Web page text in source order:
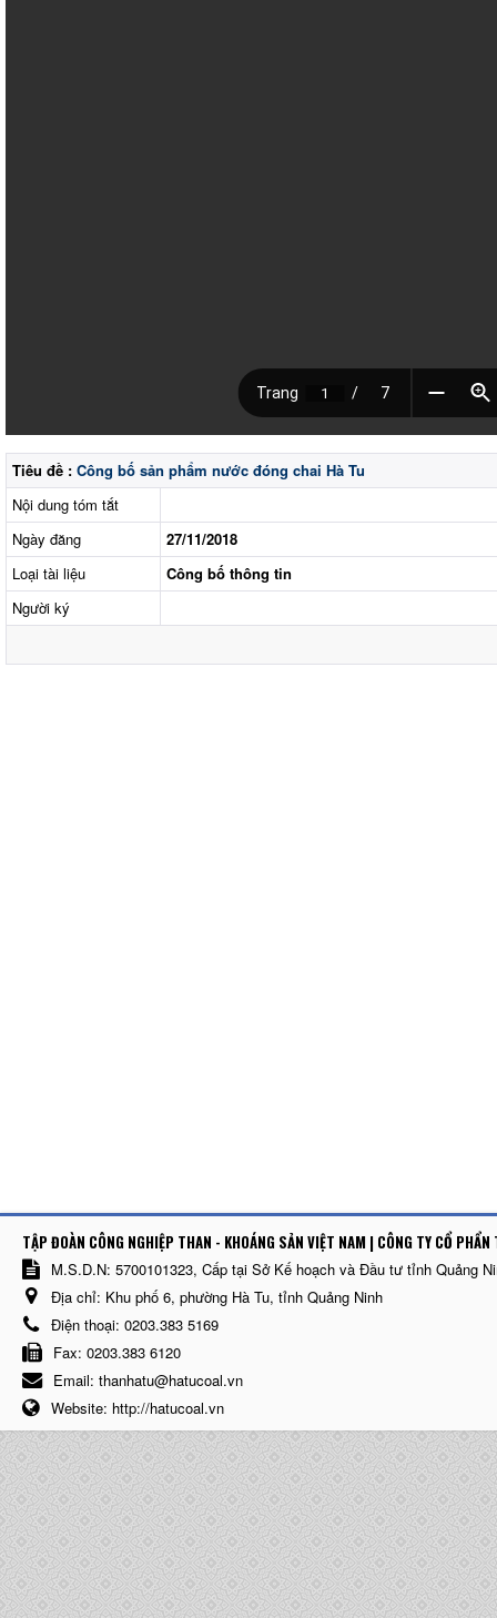
Tiêu đề : Công bố sản phẩm nước đóng chai Hà Tu
Nội dung tóm tắt
Ngày đăng
27/11/2018
Loại tài liệu
Công bố thông tin
Người ký
TẬP ĐOÀN CÔNG NGHIỆP THAN - KHOÁNG SẢN VIỆT NAM | CÔNG TY CỔ
M.S.D.N: 5700101323, Cấp tại Sở Kế hoạch và Đầu tư tỉnh Quảng
Địa chỉ: Khu phố 6, phường Hà Tu, tỉnh Quảng Ninh
Điện thoại: 0203.383 5169
Fax: 0203.383 6120
Email: thanhatu@hatucoal.vn
Website: http://hatucoal.vn